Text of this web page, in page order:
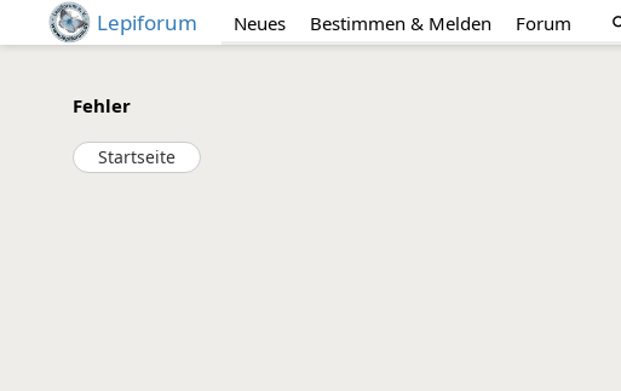
Lepiforum Neues Bestimmen & Melden Forum
Fehler
Startseite